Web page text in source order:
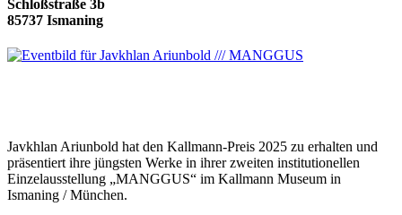
Schloßstraße 3b
85737 Ismaning
Javkhlan Ariunbold hat den Kallmann-Preis 2025 zu erhalten und
präsentiert ihre jüngsten Werke in ihrer zweiten institutionellen
Einzelausstellung „MANGGUS“ im Kallmann Museum in
Ismaning / München.